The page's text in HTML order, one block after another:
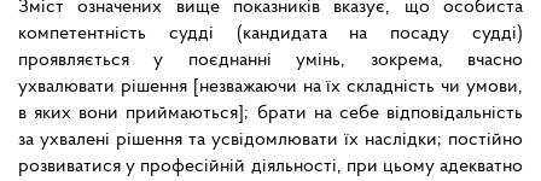
Зміст означених вище показників вказує, що особиста
компетентність судді (кандидата на посаду судді)
проявляється у поєднанні умінь, зокрема, вчасно
ухвалювати рішення [незважаючи на їх складність чи умови,
в яких вони приймаються]; брати на себе відповідальність
за ухвалені рішення та усвідомлювати їх наслідки; постійно
розвиватися у професійній діяльності, при цьому адекватно